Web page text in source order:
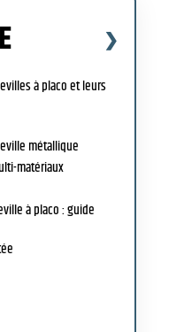
à placo et leurs
métallique
matériaux
à placo : guide